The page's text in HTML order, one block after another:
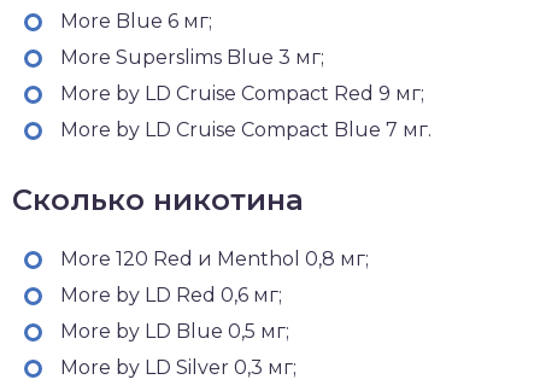
More Blue 6 мг;
More Superslims Blue 3 мг;
More by LD Cruise Compact Red 9 мг;
More by LD Cruise Compact Blue 7 мг.
Сколько никотина
More 120 Red и Menthol 0,8 мг;
More by LD Red 0,6 мг;
More by LD Blue 0,5 мг;
More by LD Silver 0,3 мг;